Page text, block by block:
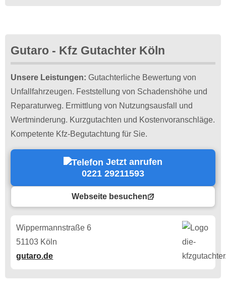
Gutaro - Kfz Gutachter Köln
Unsere Leistungen: Gutachterliche Bewertung von
Unfallfahrzeugen. Feststellung von Schadenshöhe und
Reparaturweg. Ermittlung von Nutzungsausfall und
Wertminderung. Kurzgutachten und Kostenvoranschläge.
Kompetente Kfz-Begutachtung für Sie.
Jetzt anrufen
0221 29211593
Webseite besuchen
Wippermannstraße 6
51103 Köln
gutaro.de